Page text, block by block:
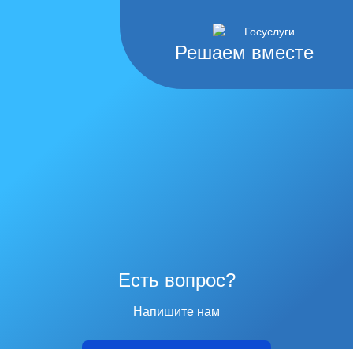
Решаем вместе
Есть вопрос?
Напишите нам